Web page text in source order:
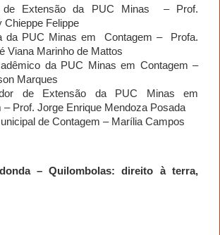
de Extensão da PUC Minas
– Prof.
Chieppe Felippe
da PUC Minas em
Contagem –
Profa.
Viana Marinho de Mattos
da PUC Minas em Contagem –
Marques
de Extensão da PUC Minas em
– Prof. Jorge Enrique Mendoza Posada
de Contagem – Marília Campos
– Quilombolas: direito à terra,